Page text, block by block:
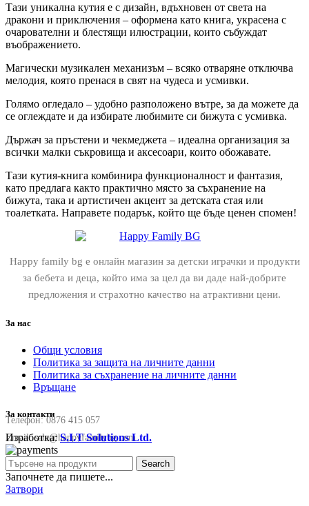
Тази уникална кутия е с дизайн, вдъхновен от света на
дракони и приключения – оформена като книга, украсена с
очарователни и блестящи илюстрации, които събуждат
въображението.
Магически музикален механизъм – всяко отваряне отключва
мелодия, която пренася в свят на чудеса и усмивки.
Голямо огледало – удобно разположено вътре, за да можете да
се оглеждате и да избирате любимите си бижута с усмивка.
Държач за пръстени и чекмеджета – идеална организация за
всички малки съкровища и аксесоари, които обожавате.
Тази кутия-книга комбинира функционалност и фантазия,
като предлага както практично място за съхранение на
бижута, така и артистичен акцент за детската стая или
тоалетката. Направете подарък, който ще бъде ценен спомен!
Happy family bg е онлайн магазин за детски играчки и продукти
за бебета и деца, който има за цел да ви даде най-добрите
предложения и страхотно качество на атрактивни цени.
За нас
Общи условия
Политика за защита на личните данни
Политика за съхранение на личните данни
Връщане
За контакти
Телефон:0876 415 057
Email:sale@happyfamilybg.com
Изработка:S.I.T Solutions Ltd.
Search
Започнете да пишете...
Затвори